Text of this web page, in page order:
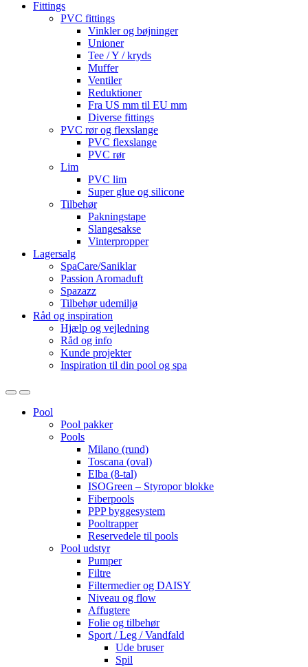
Fittings
PVC fittings
Vinkler og bøjninger
Unioner
Tee / Y / kryds
Muffer
Ventiler
Reduktioner
Fra US mm til EU mm
Diverse fittings
PVC rør og flexslange
PVC flexslange
PVC rør
Lim
PVC lim
Super glue og silicone
Tilbehør
Pakningstape
Slangesakse
Vinterpropper
Lagersalg
SpaCare/Saniklar
Passion Aromaduft
Spazazz
Tilbehør udemiljø
Råd og inspiration
Hjælp og vejledning
Råd og info
Kunde projekter
Inspiration til din pool og spa
OpenClose
Pool
Pool pakker
Pools
Milano (rund)
Toscana (oval)
Elba (8-tal)
ISOGreen – Styropor blokke
Fiberpools
PPP byggesystem
Pooltrapper
Reservedele til pools
Pool udstyr
Pumper
Filtre
Filtermedier og DAISY
Niveau og flow
Affugtere
Folie og tilbehør
Sport / Leg / Vandfald
Ude bruser
Spil